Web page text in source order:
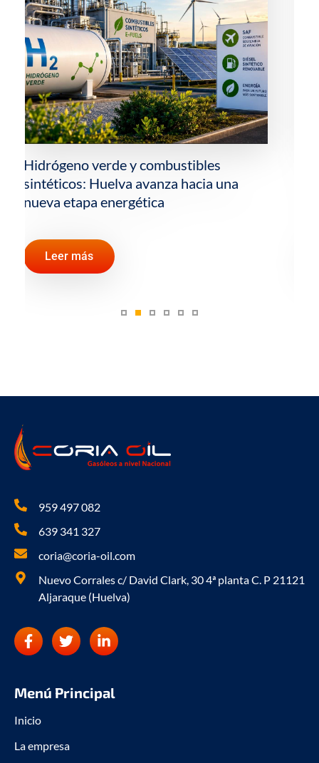
La importancia del Estrecho de Ormuz y
otros pasos estratégicos para el
comercio mundial de petróleo
Leer más
959 497 082
639 341 327
coria@coria-oil.com
Nuevo Corrales c/ David Clark, 30 4ª planta C. P 21121
Aljaraque (Huelva)
F
a
b
o
o
-
T
w
t
L
i
e
d
Menú Principal
Inicio
La empresa